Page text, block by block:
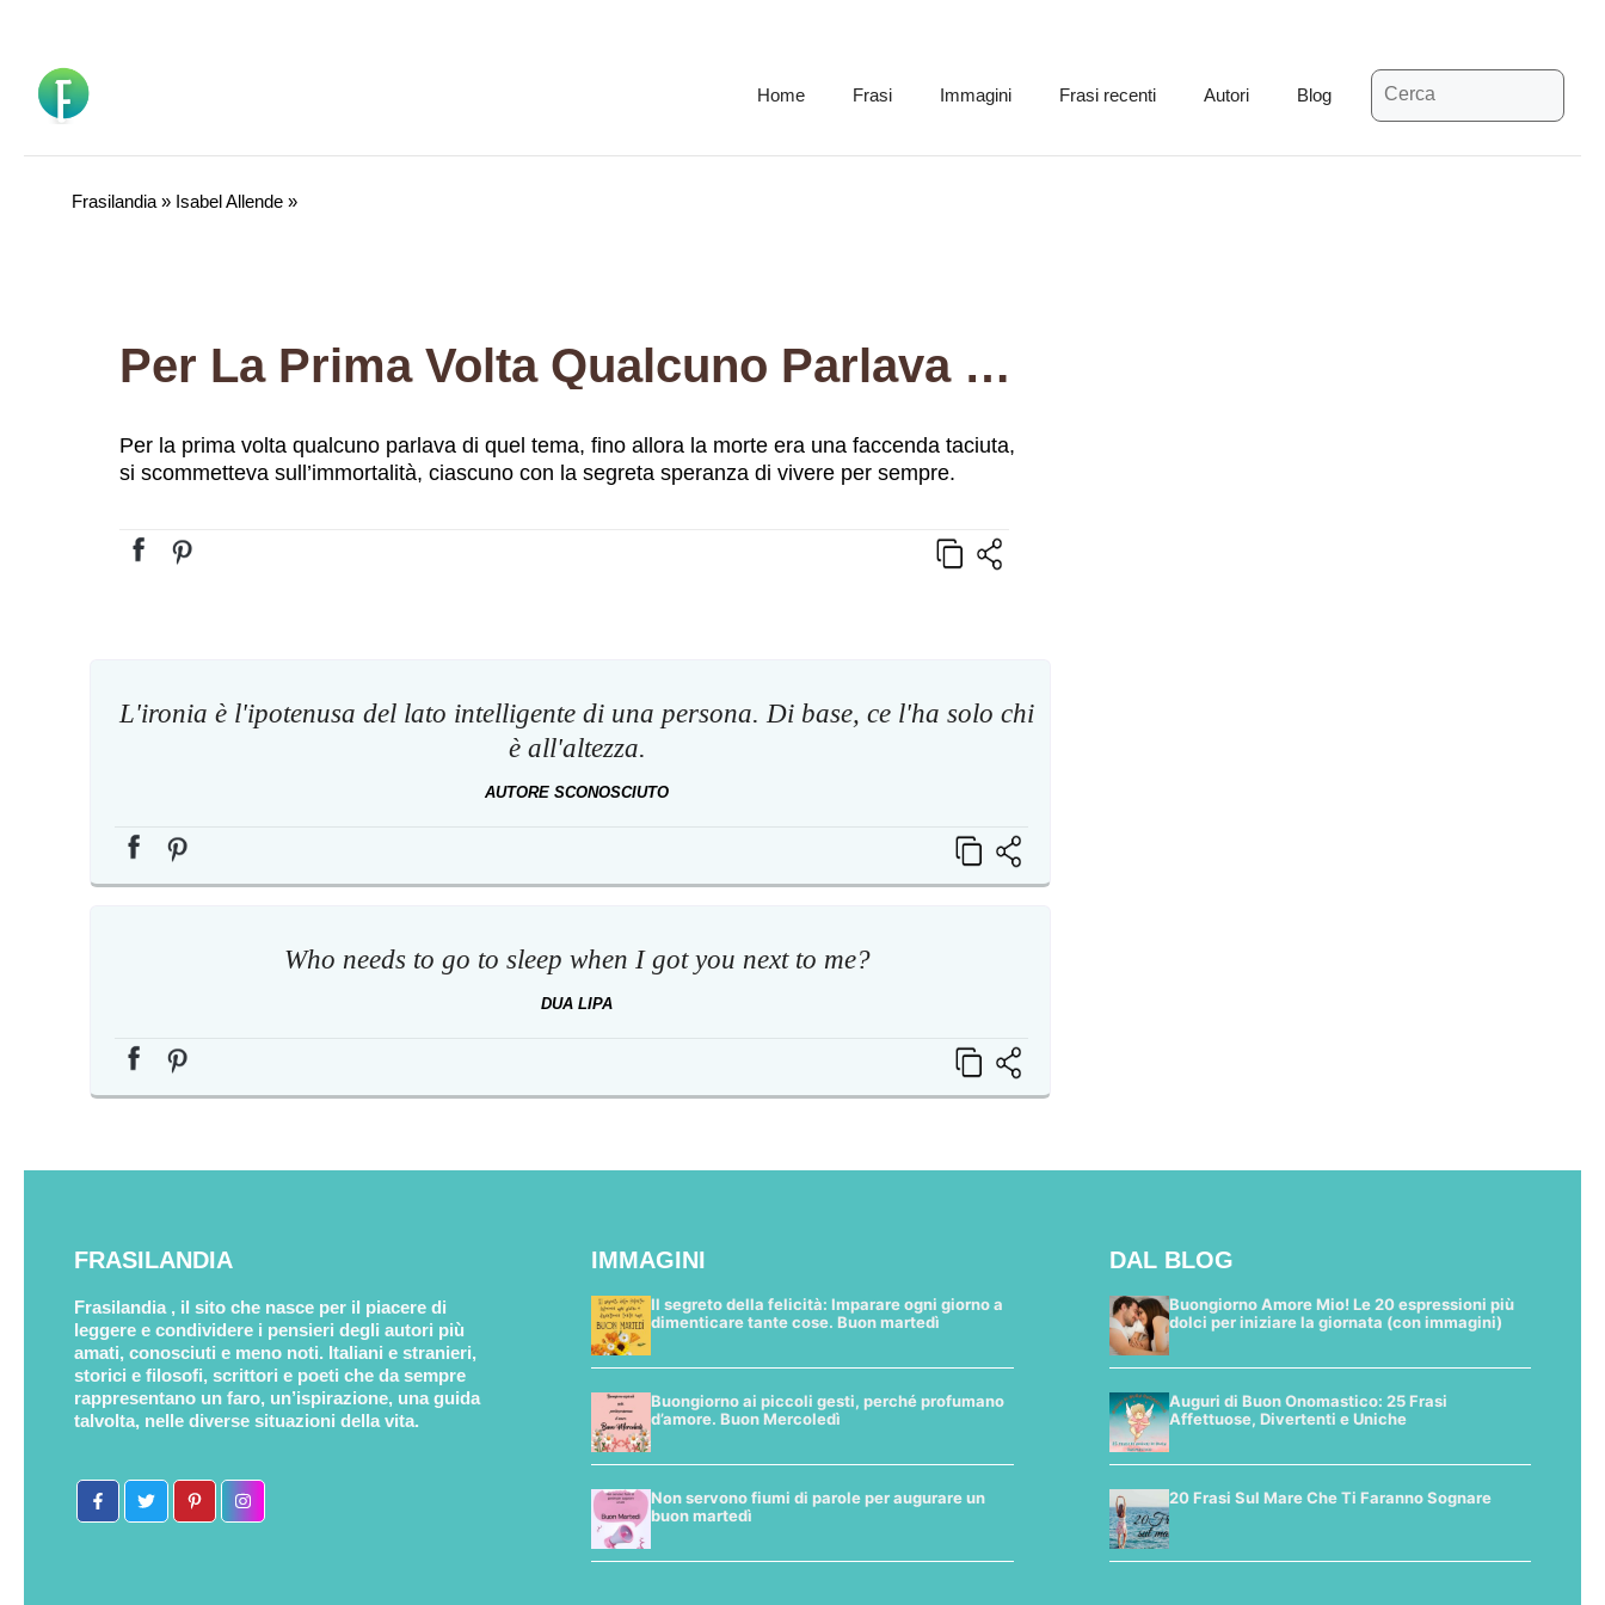
contenuto
Home Frasi Immagini Frasi recenti Autori Blog
Ricerca
per:
Frasilandia » Isabel Allende »
Per La Prima Volta Qualcuno Parlava Di Quel Tema, Fino Allora La Morte Era Una Faccenda Taciuta, Si Scommetteva Sull’immortalità, Ciascuno Con La Segreta Speranza Di Vivere Per Sempre.
Per la prima volta qualcuno parlava di quel tema, fino allora la morte era una faccenda taciuta,
si scommetteva sull’immortalità, ciascuno con la segreta speranza di vivere per sempre.
L'ironia è l'ipotenusa del lato intelligente di una persona. Di base, ce l'ha solo chi
è all'altezza.
AUTORE SCONOSCIUTO
Who needs to go to sleep when I got you next to me?
DUA LIPA
FRASILANDIA
Frasilandia , il sito che nasce per il piacere di
leggere e condividere i pensieri degli autori più
amati, conosciuti e meno noti. Italiani e stranieri,
storici e filosofi, scrittori e poeti che da sempre
rappresentano un faro, un’ispirazione, una guida
talvolta, nelle diverse situazioni della vita.
IMMAGINI
Il segreto della felicità: Imparare ogni giorno a
dimenticare tante cose. Buon martedì
Buongiorno ai piccoli gesti, perché profumano
d’amore. Buon Mercoledì
Non servono fiumi di parole per augurare un
buon martedì
DAL BLOG
Buongiorno Amore Mio! Le 20 espressioni più
dolci per iniziare la giornata (con immagini)
Auguri di Buon Onomastico: 25 Frasi
Affettuose, Divertenti e Uniche
20 Frasi Sul Mare Che Ti Faranno Sognare